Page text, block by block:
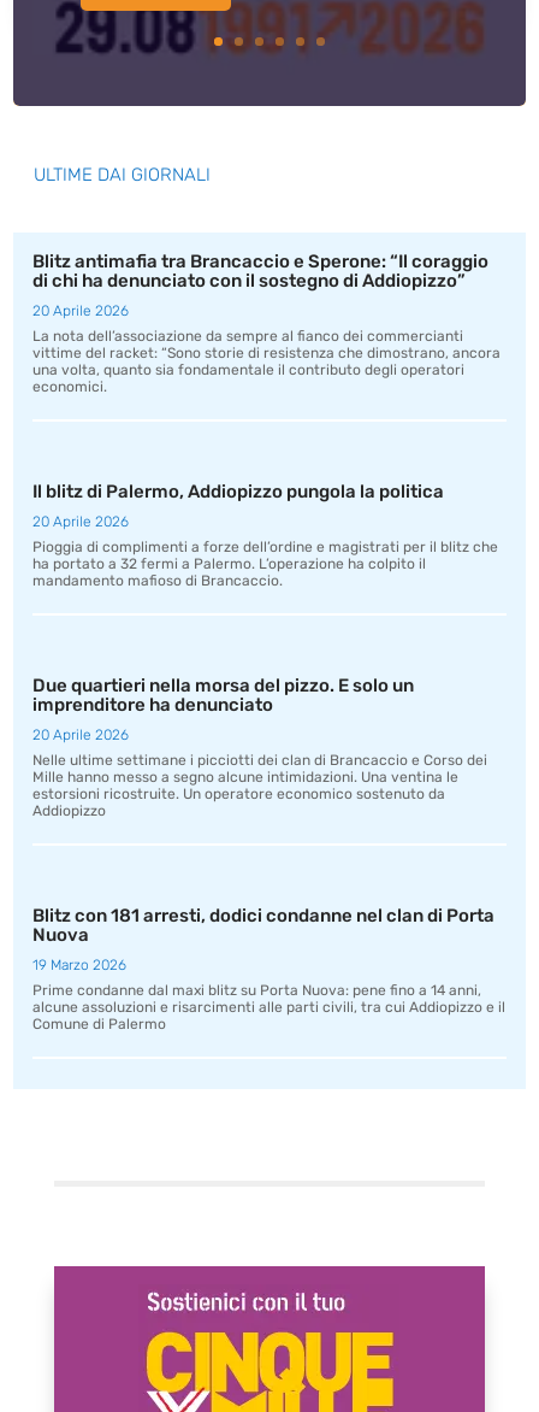
ULTIME DAI GIORNALI
Blitz antimafia tra Brancaccio e Sperone: “Il coraggio
di chi ha denunciato con il sostegno di Addiopizzo”
20 Aprile 2026
La nota dell’associazione da sempre al fianco dei commercianti
vittime del racket: “Sono storie di resistenza che dimostrano, ancora
una volta, quanto sia fondamentale il contributo degli operatori
economici.
Il blitz di Palermo, Addiopizzo pungola la politica
20 Aprile 2026
Pioggia di complimenti a forze dell’ordine e magistrati per il blitz che
ha portato a 32 fermi a Palermo. L’operazione ha colpito il
mandamento mafioso di Brancaccio.
Due quartieri nella morsa del pizzo. E solo un
imprenditore ha denunciato
20 Aprile 2026
Nelle ultime settimane i picciotti dei clan di Brancaccio e Corso dei
Mille hanno messo a segno alcune intimidazioni. Una ventina le
estorsioni ricostruite. Un operatore economico sostenuto da
Addiopizzo
Blitz con 181 arresti, dodici condanne nel clan di Porta
Nuova
19 Marzo 2026
Prime condanne dal maxi blitz su Porta Nuova: pene fino a 14 anni,
alcune assoluzioni e risarcimenti alle parti civili, tra cui Addiopizzo e il
Comune di Palermo